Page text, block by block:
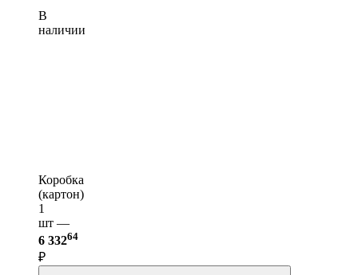
В
наличии
Коробка
(картон)
1
шт —
6 33264
₽